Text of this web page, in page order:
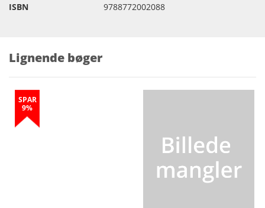
ISBN
9788772002088
Lignende bøger
SPAR
9%